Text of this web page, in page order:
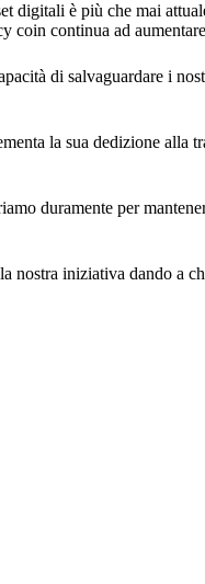
digitali è più che mai
coin continua ad
di salvaguardare i
la sua dedizione alla
duramente per
nostra iniziativa dando a